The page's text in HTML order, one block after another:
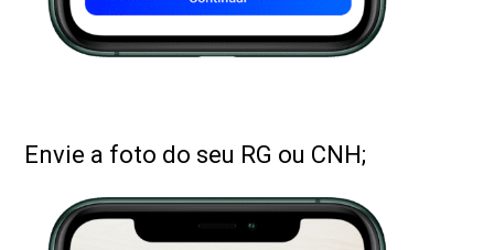
Envie a foto do seu RG ou CNH;